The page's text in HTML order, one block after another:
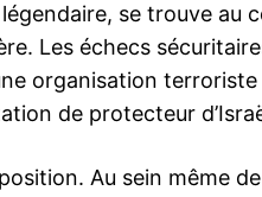
se trouve au
Les échecs
organisation
de protecteur
Au sein même